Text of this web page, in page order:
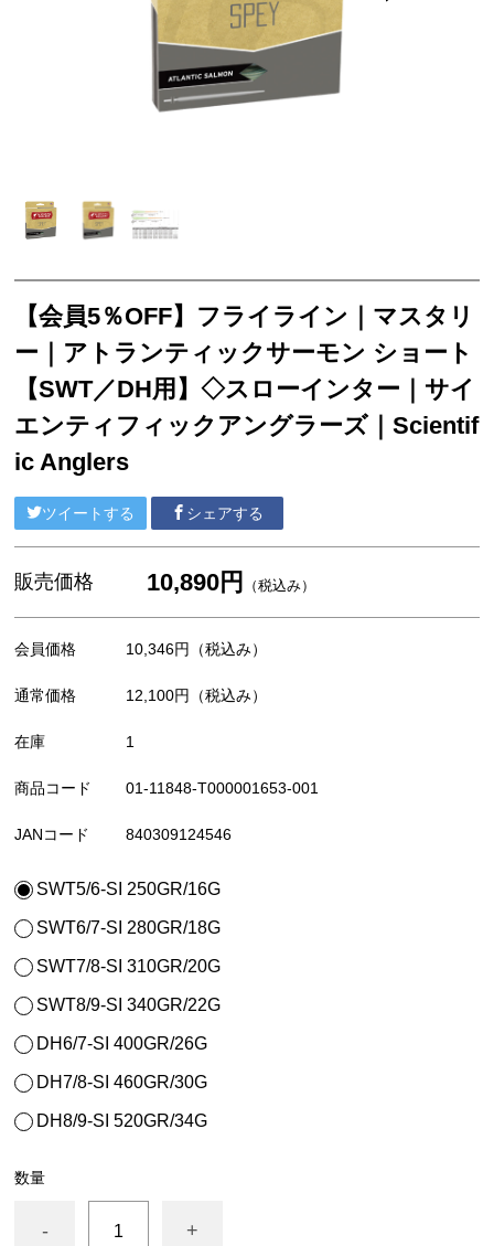
【会員5％OFF】フライライン｜マスタリ
ー｜アトランティックサーモン ショート
【SWT／DH用】◇スローインター｜サイ
エンティフィックアングラーズ｜Scientif
ic Anglers
ツイートする シェアする
販売価格 10,890円 （税込み）
会員価格 10,346円 （税込み）
通常価格 12,100円 （税込み）
在庫 1
商品コード 01-11848-T000001653-001
JANコード 840309124546
SWT5/6-SI 250GR/16G
SWT6/7-SI 280GR/18G
SWT7/8-SI 310GR/20G
SWT8/9-SI 340GR/22G
DH6/7-SI 400GR/26G
DH7/8-SI 460GR/30G
DH8/9-SI 520GR/34G
数量
- +